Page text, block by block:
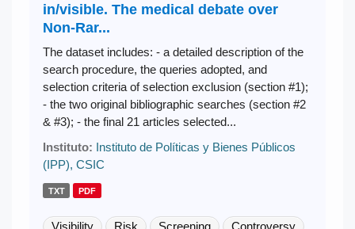
in/visible. The medical debate over
Non-Rar...
The dataset includes: - a detailed description of the
search procedure, the queries adopted, and
selection criteria of selection exclusion (section #1);
- the two original bibliographic searches (section #2
& #3); - the final 21 articles selected...
Instituto: Instituto de Políticas y Bienes Públicos
(IPP), CSIC
TXT PDF
Visibility Risk Screening
Controversy